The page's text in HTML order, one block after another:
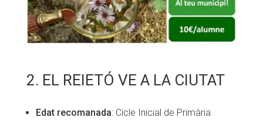
2. EL REIETÓ VE A LA CIUTAT
Edat recomanada: Cicle Inicial de Primària